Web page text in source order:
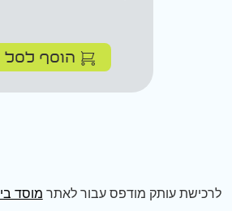
הוסף לסל
לרכישת עותק מודפס עבור לאתר מוסד